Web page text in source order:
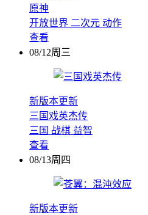
原神
开放世界 二次元 动作
查看
08/12周三
新版本更新
三国戏英杰传
三国 战棋 益智
查看
08/13周四
新版本更新